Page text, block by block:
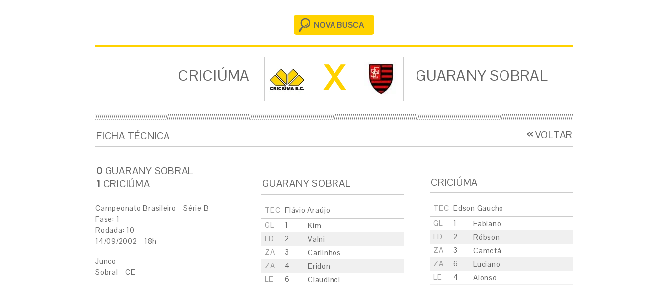
NOVA BUSCA
CRICIÚMA X GUARANY SOBRAL
FICHA TÉCNICA VOLTAR
0 GUARANY SOBRAL
1 CRICIÚMA
Campeonato Brasileiro - Série B
Fase: 1
Rodada: 10
14/09/2002 - 18h
Junco
Sobral - CE
CRICIÚMA
TEC Edson Gaucho
GL
1
Fabiano
LD
2
Róbson
ZA
3
Cametá
ZA
6
Luciano
LE
4
Alonso
GUARANY SOBRAL
TEC Flávio Araújo
GL
1
Kim
LD
2
Valni
ZA
3
Carlinhos
ZA
4
Eridon
LE
6
Claudinei